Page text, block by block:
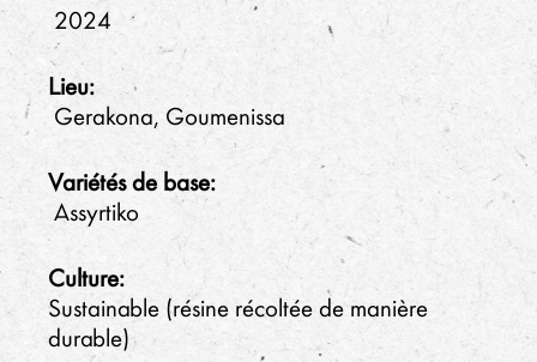
2024
Lieu:
Gerakona, Goumenissa
Variétés de base:
Assyrtiko
Culture:
Sustainable (résine récoltée de manière
durable)